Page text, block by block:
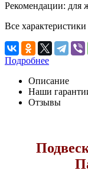
Рекомендации: для
Все характеристики
Подробнее
Описание
Наши
Отзывы